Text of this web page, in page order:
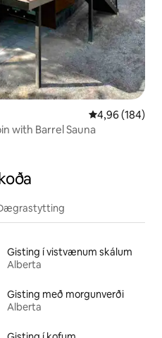
4,96 af 5 í
4,96 (184)
with Barrel Sauna
Gisting í vistvænum skálum
Alberta
Gisting með morgunverði
Alberta